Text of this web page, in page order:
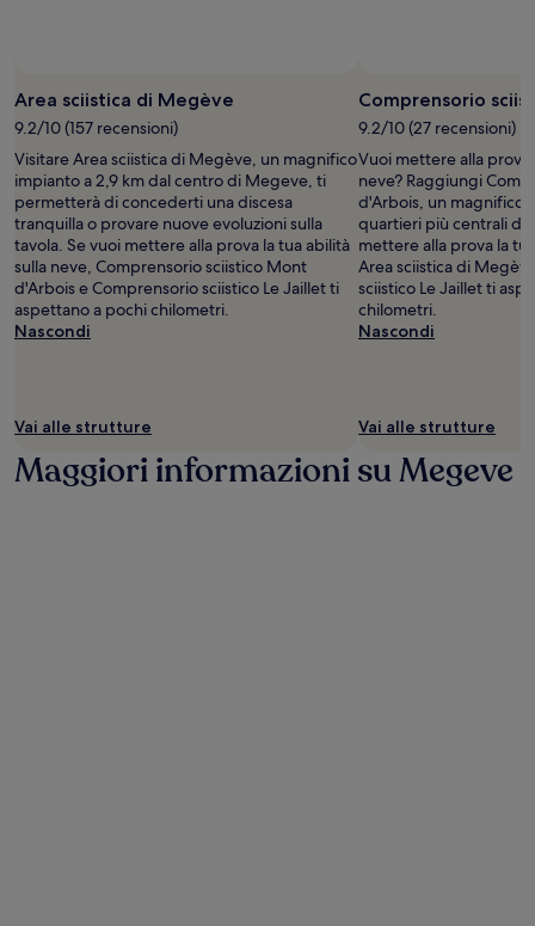
Area sciistica di Megève
9.2/10 (157 recensioni)
Visitare Area sciistica di Megève, un magnifico
impianto a 2,9 km dal centro di Megeve, ti
permetterà di concederti una discesa
tranquilla o provare nuove evoluzioni sulla
tavola. Se vuoi mettere alla prova la tua abilità
sulla neve, Comprensorio sciistico Mont
d'Arbois e Comprensorio sciistico Le Jaillet ti
aspettano a pochi chilometri.
Nascondi
Vai alle strutture
Comprensorio
9.2/10 (27 recensioni)
Vuoi mettere alla prova
neve? Raggiungi
d'Arbois, un magnifico
quartieri più centrali di
mettere alla prova la
Area sciistica di
sciistico Le Jaillet ti
chilometri.
Nascondi
Vai alle strutture
Maggiori informazioni su Megeve